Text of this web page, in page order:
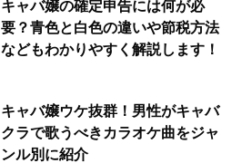
キャバ嬢の確定申告には何が必
要？青色と白色の違いや節税方法
などもわかりやすく解説します！
キャバ嬢ウケ抜群！男性がキャバ
クラで歌うべきカラオケ曲をジャ
ンル別に紹介